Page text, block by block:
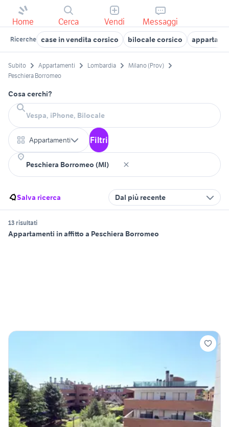
Home Cerca Vendi Messaggi
Ricerche case in vendita corsico bilocale corsico
Subito Appartamenti Lombardia
Milano (Prov)
Peschiera Borromeo
Cosa cerchi?
Appartamenti Filtri
Salva ricerca Dal più recente
13 risultati
Appartamenti in affitto a Peschiera Borromeo